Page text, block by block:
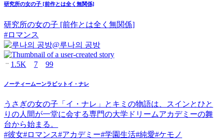
研究所の女の子 [前作とは全く無関係]
研究所の女の子 [前作とは全く無関係]
#ロマンス
@루나의 공방
1.5K 7 99
ノーティームーンラビットイ・ナレ
うさぎの女の子「イ・ナレ」とキミの物語は、スインとひと
りの人間が一堂に会する専門の大学ドリームアカデミーの舞
台から始まる。
#彼女#ロマンス#アカデミー#学園生活#純愛#ケモノ